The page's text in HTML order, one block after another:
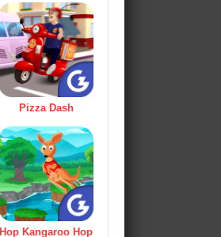
Pizza Dash
Hop Kangaroo Hop